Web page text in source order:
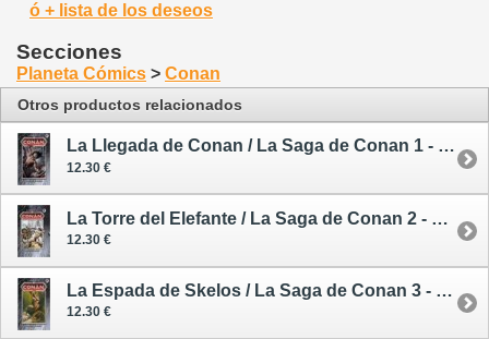
ó + lista de los deseos
Secciones
Planeta Cómics > Conan
Otros productos relacionados
La Llegada de Conan / La Saga de Conan 1 - cómic
12.30 €
La Torre del Elefante / La Saga de Conan 2 - cómic
12.30 €
La Espada de Skelos / La Saga de Conan 3 - cómic
12.30 €